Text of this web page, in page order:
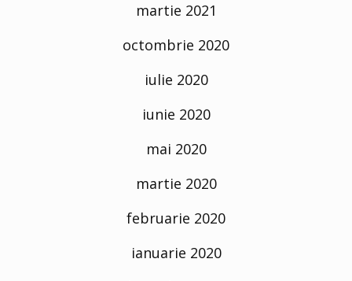
martie 2021
octombrie 2020
iulie 2020
iunie 2020
mai 2020
martie 2020
februarie 2020
ianuarie 2020